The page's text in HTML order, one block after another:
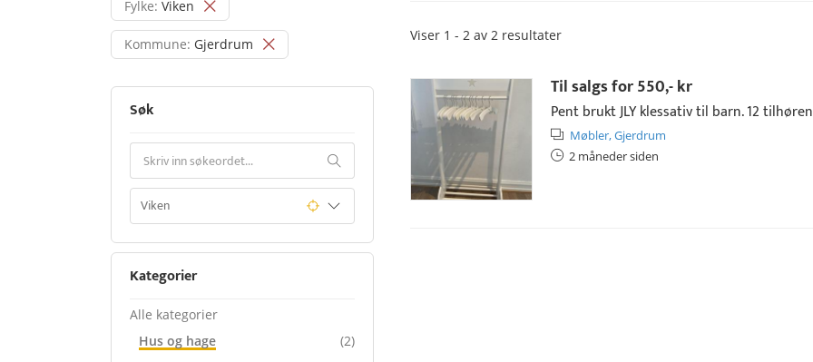
Fylke: Viken
Kommune: Gjerdrum
Søk
Kategorier
Alle kategorier
Hus og hage
(2)
Viser 1 - 2 av 2 resultater
Til salgs for550,- kr
Pent brukt JLY klessativ til barn. 12
Møbler,Gjerdrum
2 måneder siden